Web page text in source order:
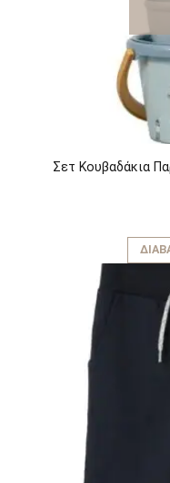
Σετ Κουβαδάκια